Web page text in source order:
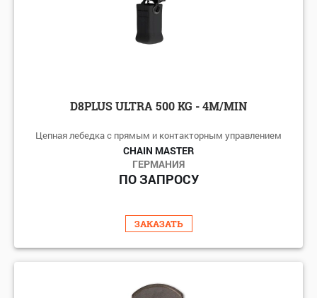
D8PLUS ULTRA 500 KG - 4M/MIN
Цепная лебедка с прямым и контакторным управлением
CHAIN MASTER
ГЕРМАНИЯ
ПО ЗАПРОСУ
ЗАКАЗАТЬ